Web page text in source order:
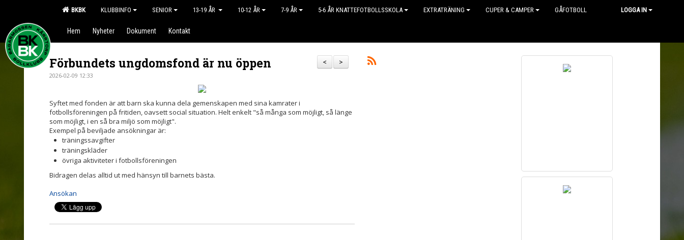
BKBK KLUBBINFO SENIOR 13-19 ÅR 10-12 ÅR 7-9 ÅR 5-6 ÅR KNATTEFOTBOLLSSKOLA EXTRATRÄNING CUPER & CAMPER GÅFOTBOLL LOGGA IN
Hem Nyheter Dokument Kontakt
>
<
Förbundets ungdomsfond är nu öppen
2026-02-09 12:33
Syftet med fonden är att barn ska kunna dela gemenskapen med sina kamrater i
fotbollsföreningen på fritiden, oavsett social situation. Helt enkelt "så många som möjligt, så länge
som möjligt, i en så bra miljö som möjligt".
Exempel på beviljade ansökningar är:
träningssavgifter
träningskläder
övriga aktiviteter i fotbollsföreningen
Bidragen delas alltid ut med hänsyn till barnets bästa.
Ansökan